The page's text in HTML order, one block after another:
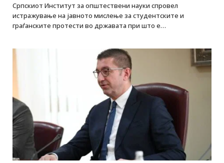
Српскиот Институт за општествени науки спровел
истражување на јавното мислење за студентските и
граѓанските протести во државата при што е…